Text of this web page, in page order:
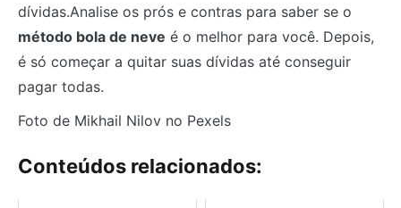
dívidas.Analise os prós e contras para saber se o
método bola de neve é o melhor para você. Depois,
é só começar a quitar suas dívidas até conseguir
pagar todas.
Foto de Mikhail Nilov no Pexels
Conteúdos relacionados: